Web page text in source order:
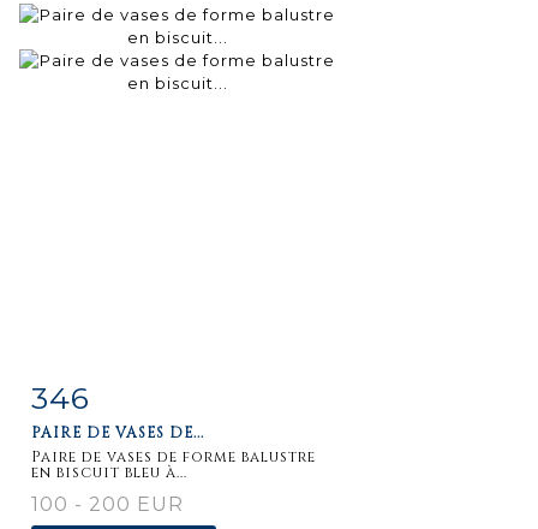
Fiche
détaillée
346
PAIRE DE VASES DE...
Paire de vases de forme balustre
en biscuit bleu à...
100 - 200 EUR